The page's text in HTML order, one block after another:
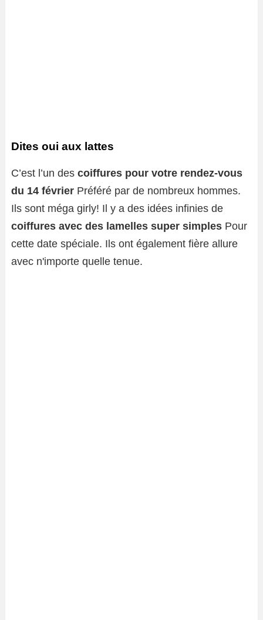
Dites oui aux lattes
C’est l’un des coiffures pour votre rendez-vous
du 14 février Préféré par de nombreux hommes.
Ils sont méga girly! Il y a des idées infinies de
coiffures avec des lamelles super simples Pour
cette date spéciale. Ils ont également fière allure
avec n'importe quelle tenue.